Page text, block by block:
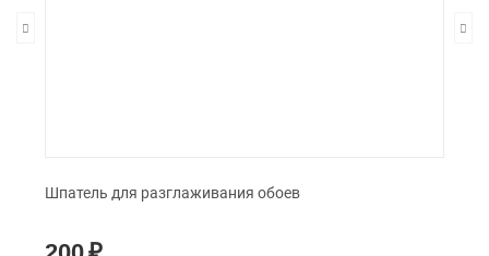
Шпатель для разглаживания обоев